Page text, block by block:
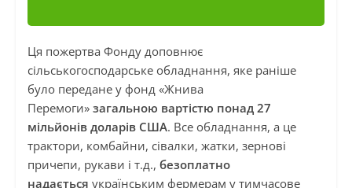
Ця пожертва Фонду доповнює
сільськогосподарське обладнання, яке раніше
було передане у фонд «Жнива
Перемоги» загальною вартістю понад 27
мільйонів доларів США. Все обладнання, а це
трактори, комбайни, сівалки, жатки, зернові
причепи, рукави і т.д., безоплатно
надається українським фермерам у тимчасове